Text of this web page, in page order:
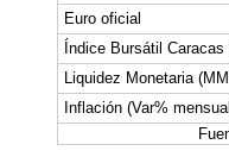
Euro oficial
Índice Bursátil Caracas
Liquidez Monetaria
Inflación (Var%